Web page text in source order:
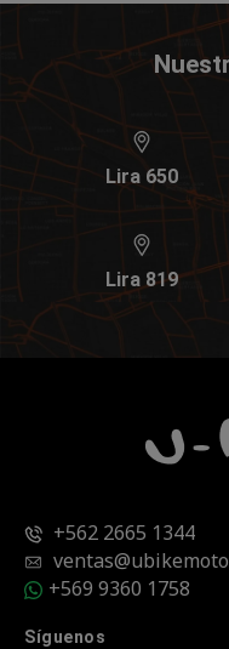
Lira 650
Lira 819
+562 2665 1344
+569 9360 1758
Síguenos